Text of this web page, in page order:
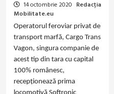
14 octombrie 2020 Redacția
Mobilitate.eu
Operatorul feroviar privat de
transport marfă, Cargo Trans
Vagon, singura companie de
acest tip din tara cu capital
100% românesc,
recepționează prima